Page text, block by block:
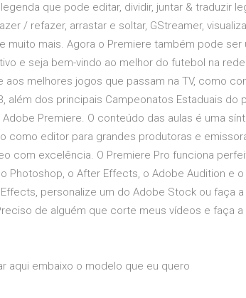
que pode editar, dividir, juntar & traduzir
/ refazer, arrastar e soltar, GStreamer,
muito mais. Agora o Premiere também pode ser
e seja bem-vindo ao melhor do futebol na
aos melhores jogos que passam na TV, como
além dos principais Campeonatos Estaduais do
Premiere. O conteúdo das aulas é uma
como editor para grandes produtoras e
com excelência. O Premiere Pro funciona
Photoshop, o After Effects, o Adobe Audition e
personalize um do Adobe Stock ou faça
de alguém que corte meus vídeos e faça a
aqui embaixo o modelo que eu quero